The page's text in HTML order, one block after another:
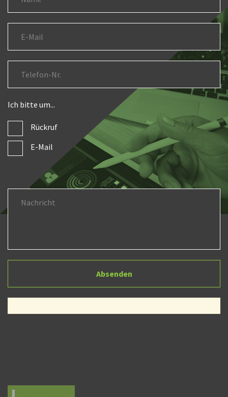
Ich bitte um...
Rückruf
E-Mail